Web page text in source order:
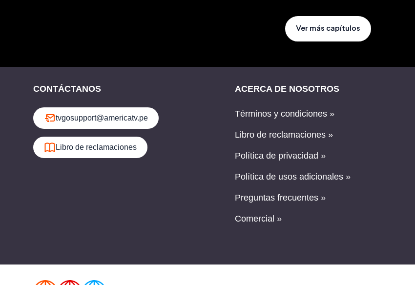
Ver más capítulos
CONTÁCTANOS
tvgosupport@americatv.pe
Libro de reclamaciones
ACERCA DE NOSOTROS
Términos y condiciones »
Libro de reclamaciones »
Política de privacidad »
Política de usos adicionales »
Preguntas frecuentes »
Comercial »